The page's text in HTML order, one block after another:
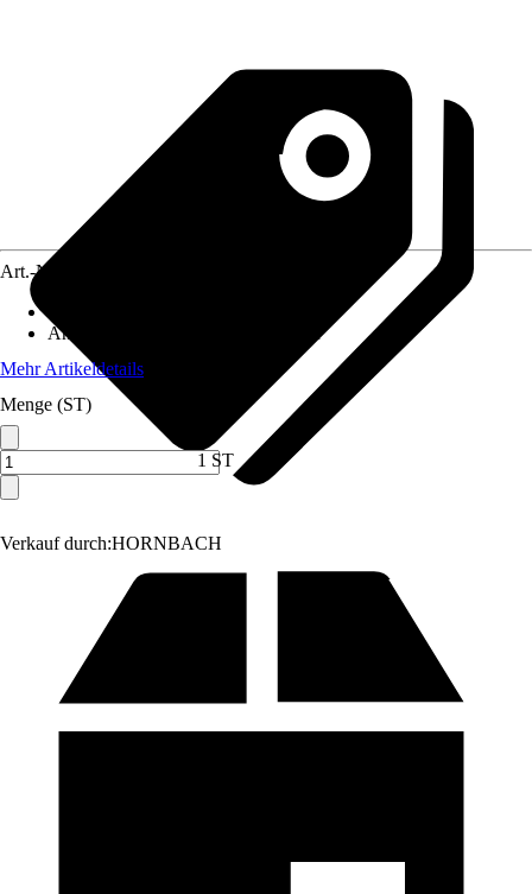
Verkauf durch:HORNBACH
Art.-Nr.
Anwendungsbereich
Aquariumfilter
Mehr Artikeldetails
Menge (ST)
1 ST